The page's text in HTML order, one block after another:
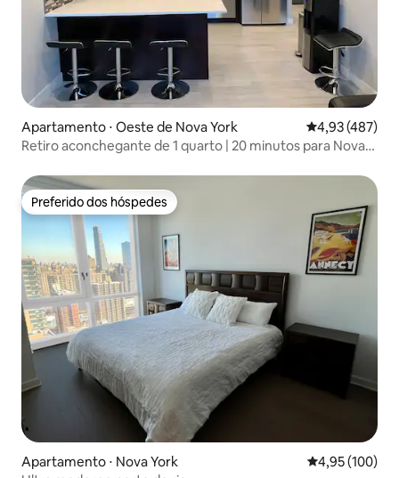
Apartamento ⋅ Oeste de Nova York 4,93 de uma
4,93 (487)
Retiro aconchegante de 1 quarto | 20 minutos para Nova
Preferido dos hóspedes
Preferido dos hóspedes
Apartamento ⋅ Nova York 4,95 de uma
4,95 (100)